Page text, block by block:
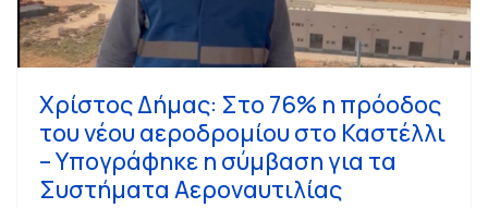
Χρίστος Δήμας: Στο 76% η πρόοδος
του νέου αεροδρομίου στο Καστέλλι
– Υπογράφηκε η σύμβαση για τα
Συστήματα Αεροναυτιλίας